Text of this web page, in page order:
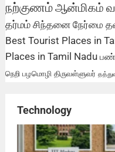
நற்குணம்ஆன்மிகம்
தர்மம் சிந்தனை நேர்மை
Best Tourist Places in
Places in Tamil Nadu
நெறி பழமொழி திருவள்ளுவர்
Technology